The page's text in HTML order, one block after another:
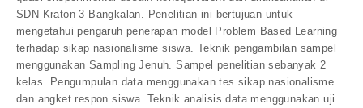
SDN Kraton 3 Bangkalan. Penelitian ini bertujuan untuk
mengetahui pengaruh penerapan model Problem Based Learning
terhadap sikap nasionalisme siswa. Teknik pengambilan sampel
menggunakan Sampling Jenuh. Sampel penelitian sebanyak 2
kelas. Pengumpulan data menggunakan tes sikap nasionalisme
dan angket respon siswa. Teknik analisis data menggunakan uji